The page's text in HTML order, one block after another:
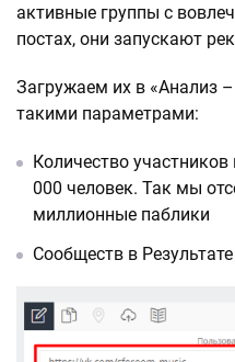
активные группы с
постах, они запускают
Загружаем их в «Анализ
такими параметрами:
Количество
000 человек. Так мы
миллионные паблики
Сообществ в